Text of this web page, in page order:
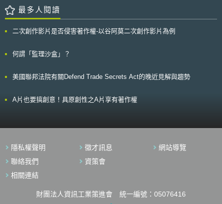
造商和供應商而言，應該以在新的立場和視角來開拓一個新的市場。
體的產量占比，已明顯下降，並欠缺先進技術的能力[3]。申言之，美國於半
導體生產的量與質，皆已呈現危機。基於穩定國內產業之供需，和提升半導
業並組成聯盟凝聚共識，共同維護半導體供應鏈之健全。 歐洲亦致力
歐盟並另成立「處理器與半導體技術聯盟」（the Alliance for Processors
論，為協助境內半導體產業的發展，提升研發技術能力，美國與歐盟創造適
提升半導體產能。本文以下擬分述之。 一、美國 美國《2021財政年國
防授權法》的H Division其他事項第99主題（TITLE XCIX），為「創造有助
家科學基金會[9]。該中心的任務為執行半導體的製造、設計、研究[10]；並
建立投資基金，與私部門合作，以支持新創公司、產學合作，提升美國的半
半導體的研究資源。 美國半導體聯盟（Semiconductors in America
務為藉由提升半導體的製造與研究，強化美國的經濟、關鍵基礎設施，與國
最多人閱讀
二次創作影片是否侵害著作權-以谷阿莫二次創作影片為例
何謂「監理沙盒」？
美國聯邦法院有關Defend Trade Secrets Act的晚近見解與趨勢
A片也要搞創意！具原創性之A片享有著作權
隱私權聲明 徵才訊息
網站導覽
聯絡我們
資策會
相關連結
財團法人資訊工業策進會 統一編號：05076416